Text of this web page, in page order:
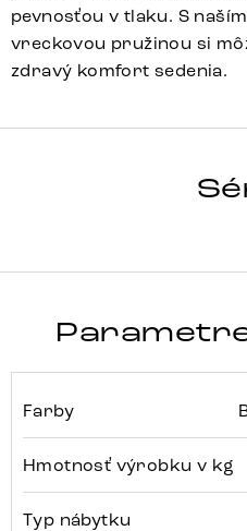
pevnosťou v tlaku. S
vreckovou pružinou si
zdravý komfort sedenia.
GREG-FEX
Farby
Hmotnosť výrobku v kg
Typ nábytku